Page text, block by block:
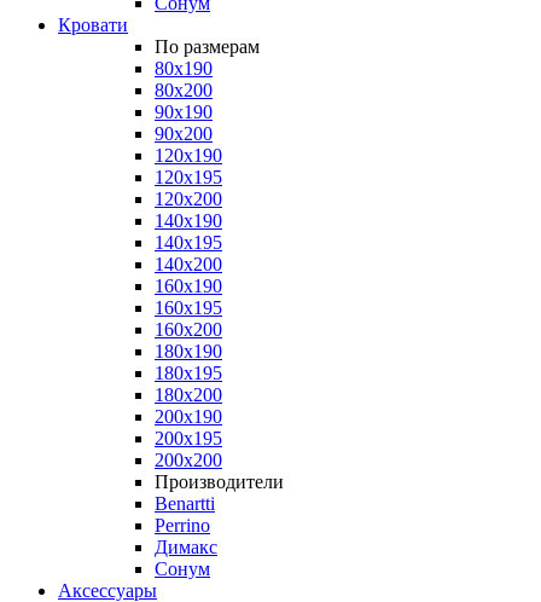
Кровати
По размерам
80x190
80x200
90x190
90x200
120x190
120x195
120x200
140x190
140x195
140x200
160x190
160x195
160x200
180x190
180x195
180x200
200x190
200x195
200x200
Производители
Benartti
Perrino
Димакс
Сонум
Аксессуары